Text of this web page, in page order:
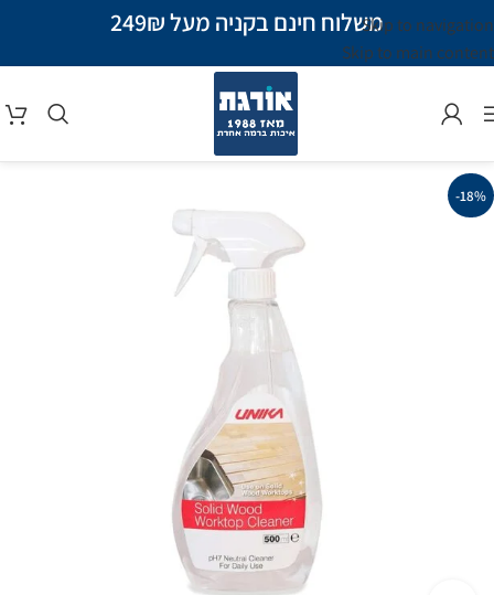
Skip to navigation
Skip to main content
משלוח חינם בקניה מעל 249₪
-18%